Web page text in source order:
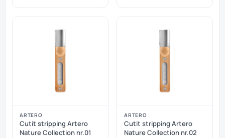
ARTERO
Cutit stripping Artero
Nature Collection nr.01
ARTERO
Cutit stripping Artero
Nature Collection nr.02